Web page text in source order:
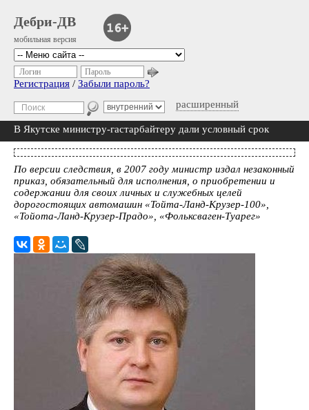
Дебри-ДВ
мобильная версия
расширенный
Логин Пароль
Регистрация / Забыли пароль?
В Якутске министру-гастарбайтеру дали условный срок
По версии следствия, в 2007 году министр издал незаконный
приказ, обязательный для исполнения, о приобретении и
содержании для своих личных и служебных целей
дорогостоящих автомашин «Тойта-Ланд-Крузер-100»,
«Тойота-Ланд-Крузер-Прадо», «Фольксваген-Туарег»